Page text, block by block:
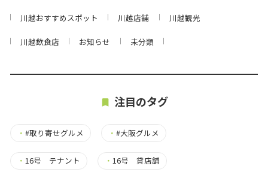
川越おすすめスポット 川越店舗 川越観光
川越飲食店 お知らせ 未分類
注目のタグ
・ #取り寄せグルメ ・#大阪グルメ
・ 16号 テナント ・16号 貸店舗